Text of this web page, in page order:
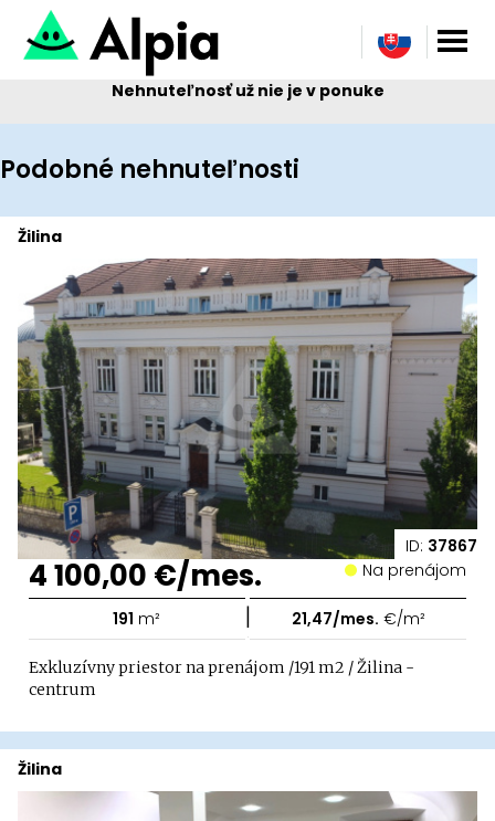
Nehnuteľnosť už nie je v ponuke
Podobné nehnuteľnosti
ID: 37867
Žilina
4 100,00 €/mes. Na prenájom
191 m² | 21,47/mes. €/m²
Exkluzívny priestor na prenájom /191 m2 / Žilina -
centrum
Žilina